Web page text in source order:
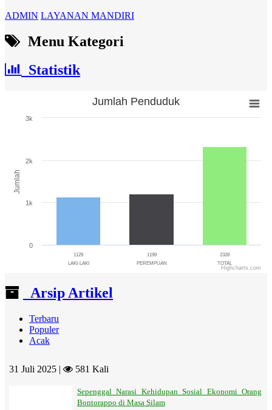
ADMIN LAYANAN MANDIRI
Menu Kategori
Statistik
Jumlah
Jumlah Penduduk
1129
LAKI-LAKI
1199
PEREMPUAN
2328
TOTAL
0
1k
2k
3k
Highcharts.com
Arsip Artikel
Terbaru
Populer
Acak
31 Juli 2025 | 581 Kali
Sepenggal Narasi Kehidupan Sosial Ekonomi Orang
Bontorappo di Masa Silam